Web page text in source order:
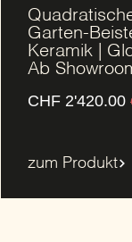
Garten-
Keramik |
Ab
CHF 2'420.00
zum Produkt